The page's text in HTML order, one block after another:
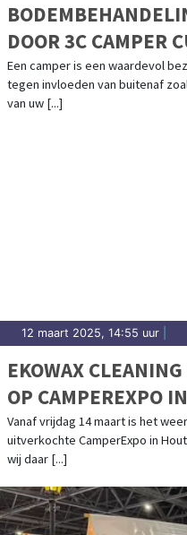
DOOR 3C CAMPER
Een camper is een waardevol
tegen invloeden van buitenaf
van uw [...]
12 maart 2025, 14:55 uur
EKOWAX
OP CAMPEREXPO
Vanaf vrijdag 14 maart is het
uitverkochte CamperExpo in
wij daar [...]